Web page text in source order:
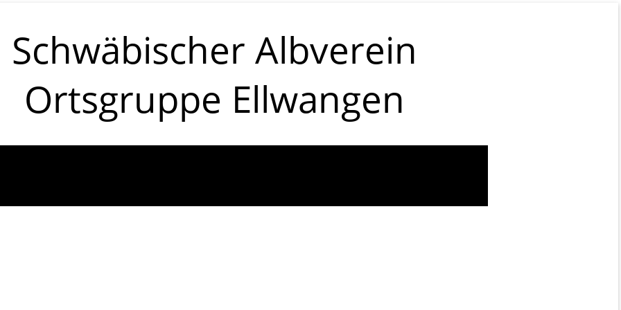
Schwäbischer Albverein
Ortsgruppe Ellwangen